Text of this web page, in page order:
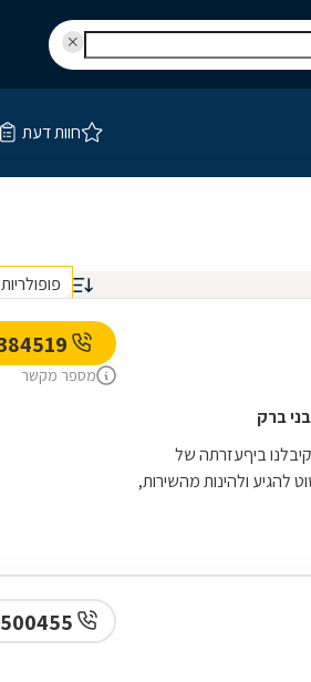
חוות דעת
פופולריות
ביףעזרתה של
ולהינות מהשירות,
מספר מקשר